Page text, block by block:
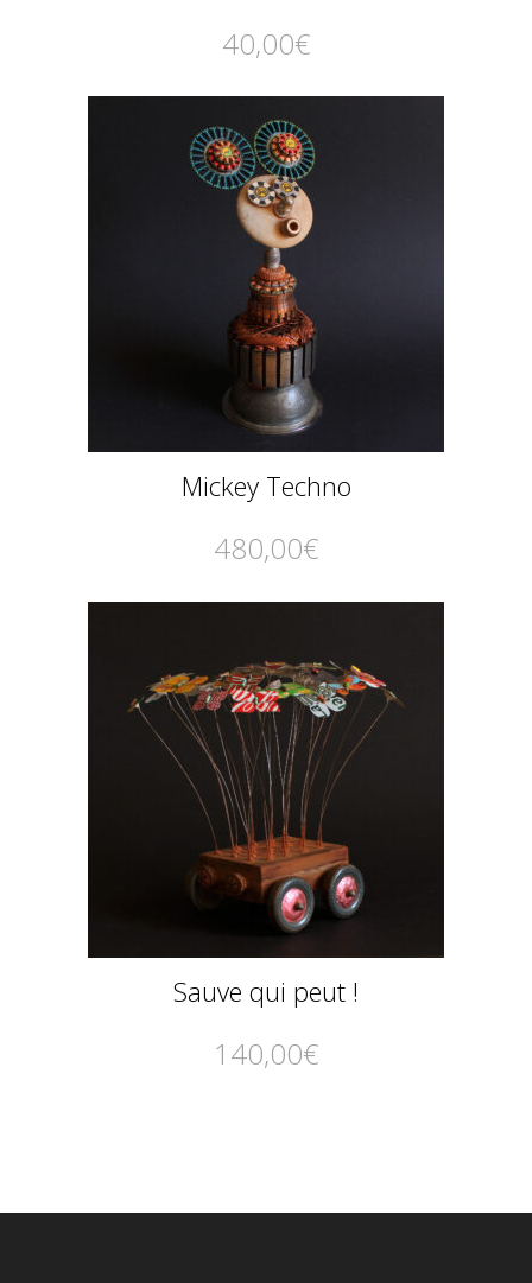
40,00€
Mickey Techno
480,00€
Sauve qui peut !
140,00€